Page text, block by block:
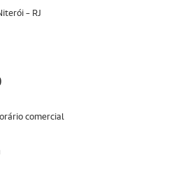
- RJ
comercial